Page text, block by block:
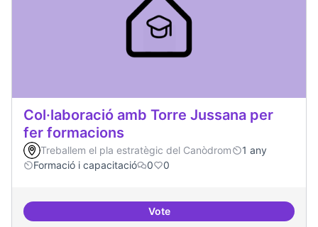
Col·laboració amb Torre Jussana per
fer formacions
Treballem el pla estratègic del Canòdrom
1 any
Formació i capacitació
0 0
VoteCol·laboració amb Torre